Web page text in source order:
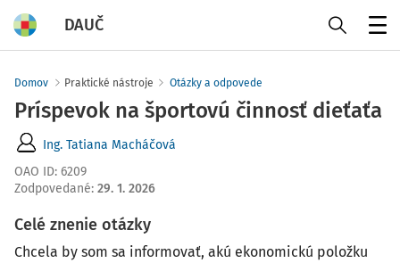
DAUČ
Domov Praktické nástroje Otázky a odpovede
Príspevok na športovú činnosť dieťaťa
Ing. Tatiana Macháčová
OAO ID: 6209
Zodpovedané: 29. 1. 2026
Celé znenie otázky
Chcela by som sa informovať, akú ekonomickú položku